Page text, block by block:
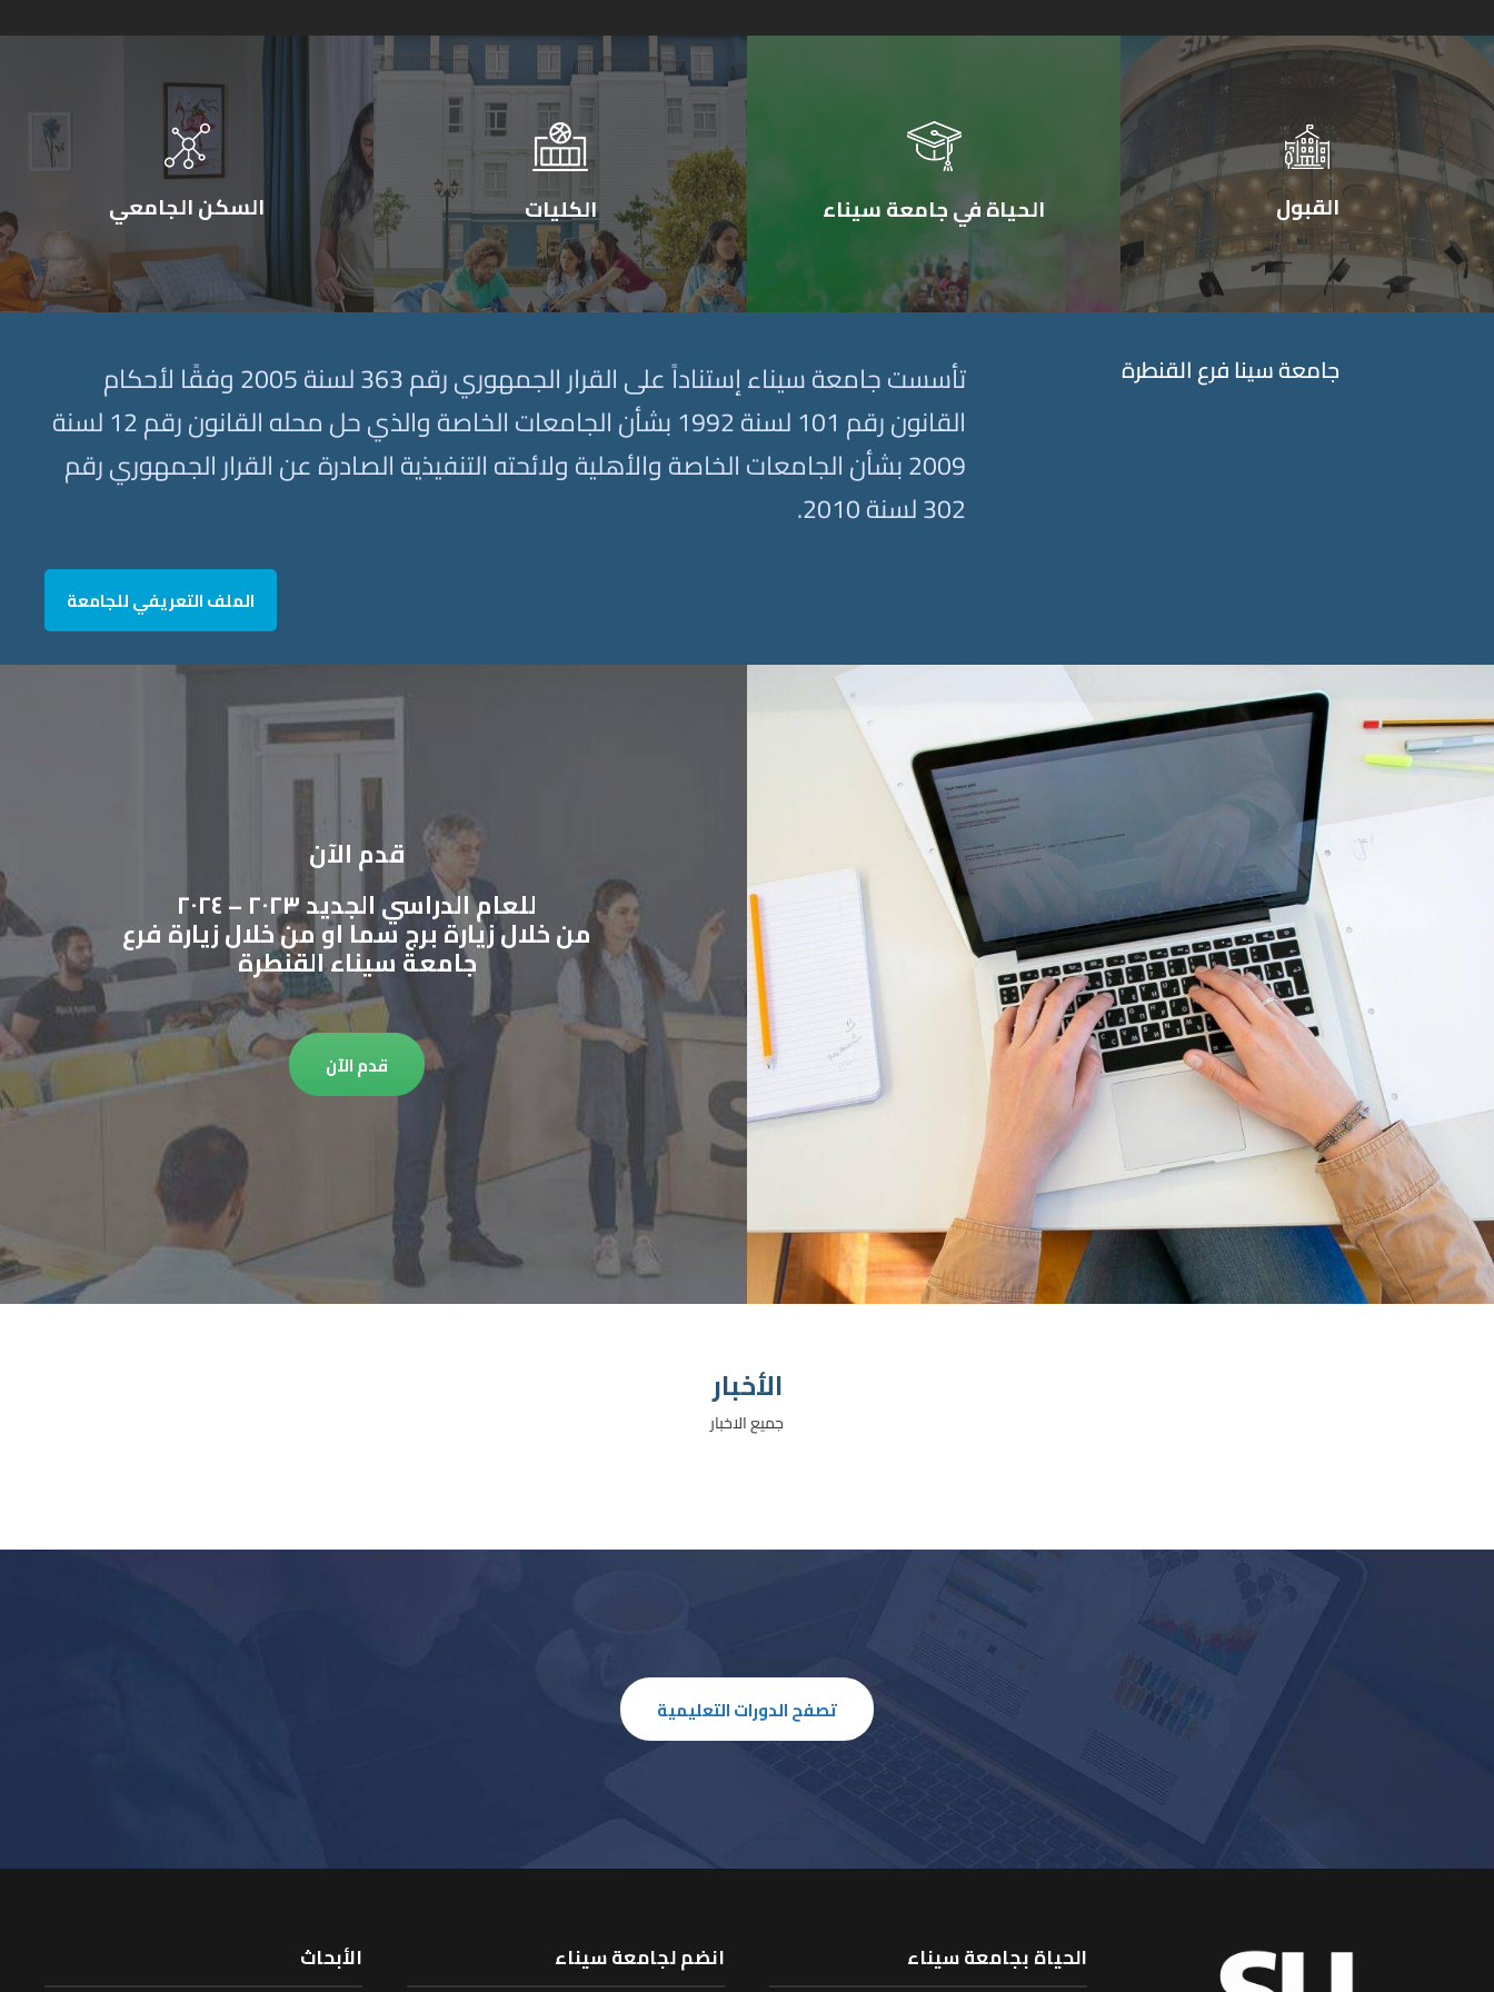
القبول الحياة في جامعة سيناء الكليات السكن الجامعي
جامعة سينا فرع القنطرة
تأسست جامعة سيناء إستناداً على القرار الجمهوري رقم 363 لسنة 2005 وفقًا لأحكام
القانون رقم 101 لسنة 1992 بشأن الجامعات الخاصة والذي حل محله القانون رقم 12 لسنة
2009 بشأن الجامعات الخاصة والأهلية ولائحته التنفيذية الصادرة عن القرار الجمهوري رقم
302 لسنة 2010.
الملف التعريفي للجامعة
قدم الآن
للعام الدراسي الجديد ٢٠٢٣ – ٢٠٢٤
من خلال زيارة برج سما او من خلال زيارة فرع
جامعة سيناء القنطرة
قدم الآن
الأخبار
جميع الاخبار
تصفح الدورات التعليمية
الحياة بجامعة سيناء انضم لجامعة سيناء الأبحاث